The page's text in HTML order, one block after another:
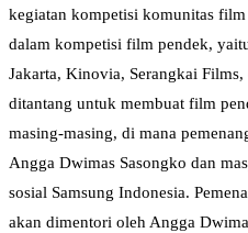
kegiatan kompetisi komunitas
dalam kompetisi film pendek,
Jakarta, Kinovia, Serangkai
ditantang untuk membuat film
masing-masing, di mana
Angga Dwimas Sasongko dan
sosial Samsung Indonesia.
akan dimentori oleh Angga